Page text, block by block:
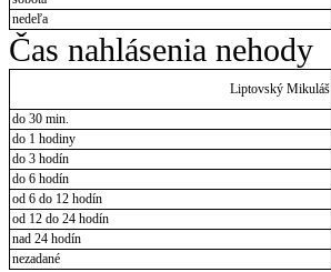
nedeľa
Čas nahlásenia nehody
Liptovský Mikuláš
do 30 min.
do 1 hodiny
do 3 hodín
do 6 hodín
od 6 do 12 hodín
od 12 do 24 hodín
nad 24 hodín
nezadané